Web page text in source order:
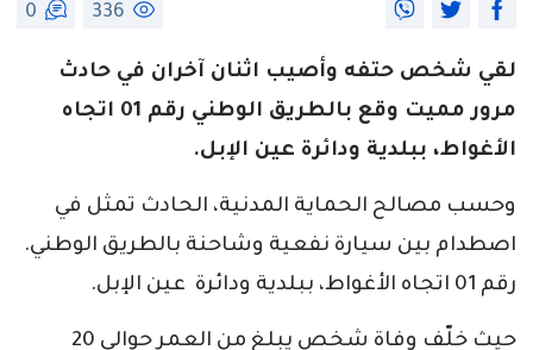
336
0
لقي شخص حتفه وأصيب اثنان آخران في حادث
مرور مميت وقع بالطريق الوطني رقم 01 اتجاه
الأغواط، ببلدية ودائرة عين الإبل.
وحسب مصالح الحماية المدنية، الحادث تمثل في
اصطدام بين سيارة نفعية وشاحنة بالطريق الوطني.
رقم 01 اتجاه الأغواط، ببلدية ودائرة عين الإبل.
حيث خلّف وفاة شخص يبلغ من العمر حوالي 20